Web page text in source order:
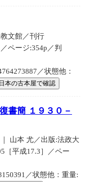
文館／刊行
ページ:354p／判
／状態他：
日本の古本屋で確認
書簡 １９３０－
山本 尤／出版:法政大
［平成17.3］／ペー
／状態他：重量: